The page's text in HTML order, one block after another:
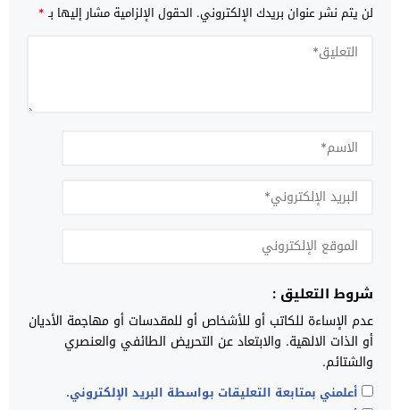
لن يتم نشر عنوان بريدك الإلكتروني. الحقول الإلزامية مشار إليها بـ*
شروط التعليق :
عدم الإساءة للكاتب أو للأشخاص أو للمقدسات أو مهاجمة الأديان
أو الذات الالهية. والابتعاد عن التحريض الطائفي والعنصري
والشتائم.
أعلمني بمتابعة التعليقات بواسطة البريد الإلكتروني.